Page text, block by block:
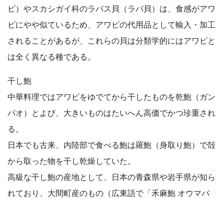
ビ）やスカシガイ科のラパス貝（ラパ貝）は、食感がアワ
ビにやや似ているため、アワビの代用品として輸入・加工
されることがあるが、これらの貝は分類学的にはアワビと
は全く異なる種である。
干し鮑
中華料理ではアワビをゆでてから干したものを乾鮑（ガン
パオ）とよび、大きいものはたいへん高価でかつ珍重され
る。
日本でも古来、内陸部で食べる鮑は羅鮑（身取り鮑）で殻
から取った物を干し乾燥していた。
高級な干し鮑の産地として、日本の青森県や岩手県が知ら
れており、大間町産のもの（広東語で「禾麻鮑 オウマパ